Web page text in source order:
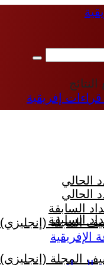
الحالي
السابقة
المجلة (إنجليزي)
الحالي
السابقة
المجلة (إنجليزي)
الإفريقية